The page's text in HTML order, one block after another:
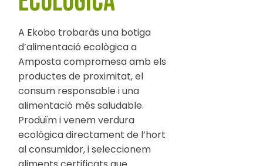
A Ekobo trobaràs una botiga
d’alimentació ecològica a
Amposta compromesa amb els
productes de proximitat, el
consum responsable i una
alimentació més saludable.
Produïm i venem verdura
ecològica directament de l’hort
al consumidor, i seleccionem